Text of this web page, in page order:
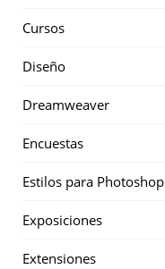
Cursos
Diseño
Dreamweaver
Encuestas
Estilos para Photoshop
Exposiciones
Extensiones